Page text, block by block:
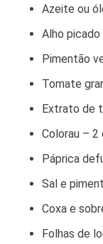
Azeite ou
Alho
Pimentão
Tomate
Extrato de
Colorau – 2
Páprica
Sal e
Coxa e
Folhas de